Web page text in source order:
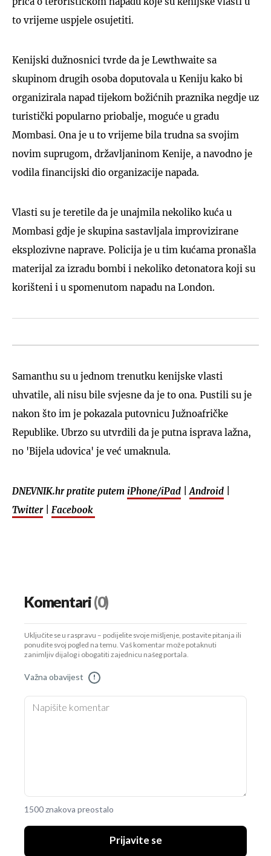
to vrijeme uspjele osujetiti.
Kenijski dužnosnici tvrde da je Lewthwaite sa
skupinom drugih osoba doputovala u Keniju kako bi
organizirala napad tijekom božićnih praznika negdje uz
turistički popularno priobalje, moguće u gradu
Mombasi. Ona je u to vrijeme bila trudna sa svojim
novim suprugom, državljaninom Kenije, a navodno je
vodila financijski dio organizacije napada.
Vlasti su je teretile da je unajmila nekoliko kuća u
Mombasi gdje je skupina sastavljala improvizirane
eksplozivne naprave. Policija je u tim kućama pronašla
materijal za izradu bombi i nekoliko detonatora koji su
korišteni i u spomenutom napadu na London.
Samanthu su u jednom trenutku kenijske vlasti
uhvatile, ali nisu bile svjesne da je to ona. Pustili su je
nakon što im je pokazala putovnicu Južnoafričke
Republike. Ubrzo su utvrdili da je putna isprava lažna,
no 'Bijela udovica' je već umaknula.
DNEVNIK.hr pratite putem iPhone/iPad Android
Twitter| Facebook
Komentari(0)
Uključite se u raspravu – podijelite svoje mišljenje, postavite pitanja ili
ponudite svoj pogled na temu. Vaš komentar može potaknuti
zanimljiv dijalog i obogatiti zajednicu našeg portala.
Važna obavijest !
1500 znakova preostalo
Prijavite se